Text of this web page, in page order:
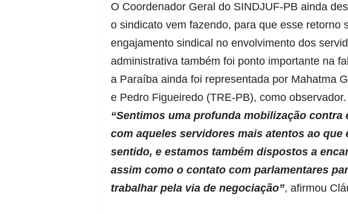
O Coordenador Geral do SINDJUF-PB ainda
o sindicato vem fazendo, para que esse retorno
engajamento sindical no envolvimento dos
administrativa também foi ponto importante na
a Paraíba ainda foi representada por Mahatma
e Pedro Figueiredo (TRE-PB), como observador.
“Sentimos uma profunda mobilização
com aqueles servidores mais atentos ao que
sentido, e estamos também dispostos a
assim como o contato com parlamentares
trabalhar pela via de negociação”, afirmou